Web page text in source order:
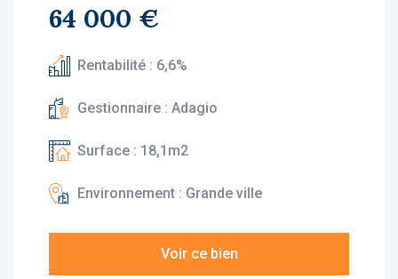
64 000 €
Rentabilité : 6,6%
Gestionnaire : Adagio
Surface : 18,1m2
Environnement : Grande ville
Voir ce bien